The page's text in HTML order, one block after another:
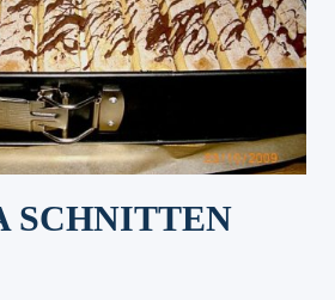
SCHNITTEN